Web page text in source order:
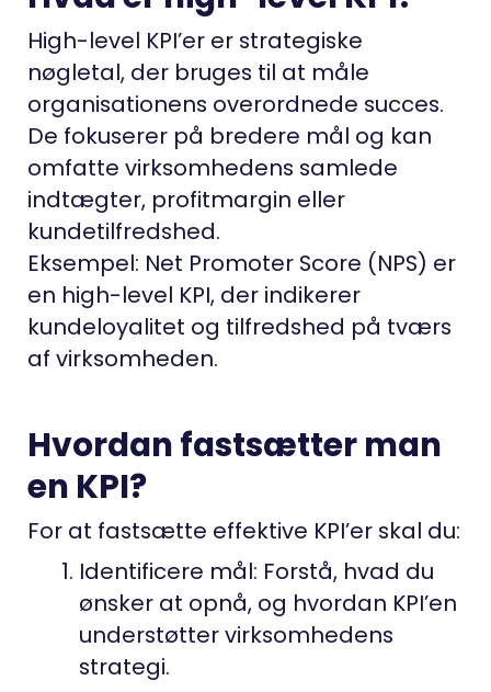
High-level KPI’er er strategiske
nøgletal, der bruges til at måle
organisationens overordnede succes.
De fokuserer på bredere mål og kan
omfatte virksomhedens samlede
indtægter, profitmargin eller
kundetilfredshed.
Eksempel: Net Promoter Score (NPS) er
en high-level KPI, der indikerer
kundeloyalitet og tilfredshed på tværs
af virksomheden.
Hvordan fastsætter man
en KPI?
For at fastsætte effektive KPI’er skal du:
Identificere mål: Forstå, hvad du
ønsker at opnå, og hvordan KPI’en
understøtter virksomhedens
strategi.